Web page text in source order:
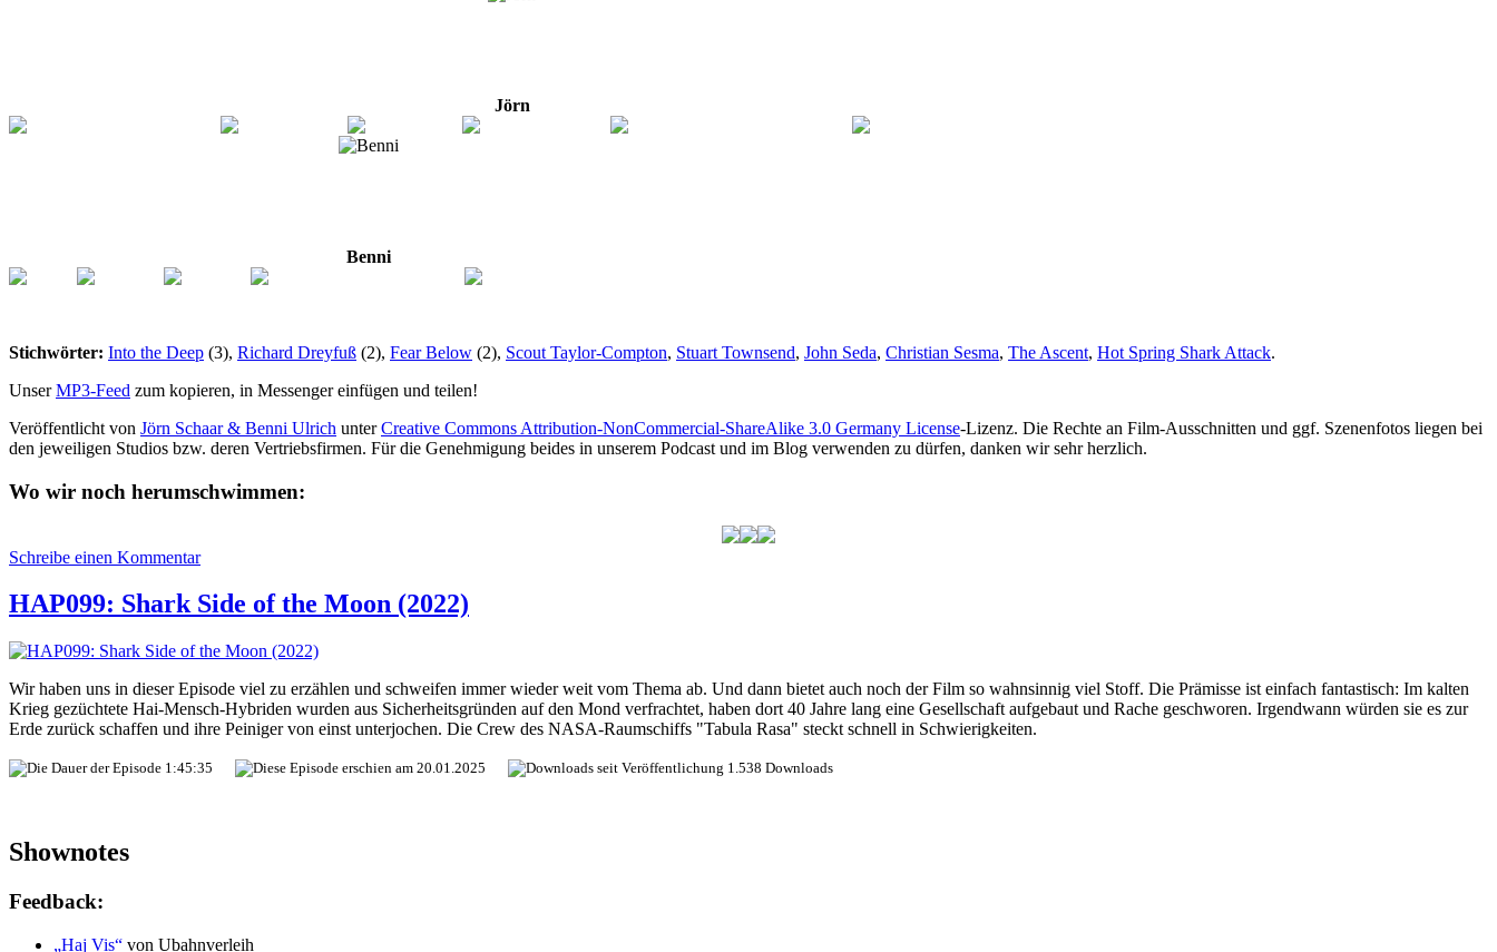
Jörn
Benni
Stichwörter: Into the Deep (3), Richard Dreyfuß (2), Fear Below (2), Scout Taylor-Compton, Stuart Townsend, John Seda, Christian Sesma, The Ascent, Hot Spring Shark Attack.
UnserMP3-Feed zum kopieren, in Messenger einfügen und teilen!
Veröffentlicht von Jörn Schaar & Benni Ulrich unterCreative Commons Attribution-NonCommercial-ShareAlike 3.0 Germany License-Lizenz. Die Rechte an Film-Ausschnitten und ggf. Szenenfotos liegen bei
den jeweiligen Studios bzw. deren Vertriebsfirmen. Für die Genehmigung beides in unserem Podcast und im Blog verwenden zu dürfen, danken wir sehr herzlich.
Wo wir noch herumschwimmen:
Schreibe einen Kommentarzu
Into
the
(2025)
HAP099: Shark Side of the Moon (2022)
Wir haben uns in dieser Episode viel zu erzählen und schweifen immer wieder weit vom Thema ab. Und dann bietet auch noch der Film so wahnsinnig viel Stoff. Die Prämisse ist einfach fantastisch: Im kalten
Krieg gezüchtete Hai-Mensch-Hybriden wurden aus Sicherheitsgründen auf den Mond verfrachtet, haben dort 40 Jahre lang eine Gesellschaft aufgebaut und Rache geschworen. Irgendwann würden sie es zur
Erde zurück schaffen und ihre Peiniger von einst unterjochen. Die Crew des NASA-Raumschiffs "Tabula Rasa" steckt schnell in Schwierigkeiten.
1:45:35 20.01.2025 1.538 Downloads
Shownotes
Feedback:
„Haj Vis“ von Ubahnverleih